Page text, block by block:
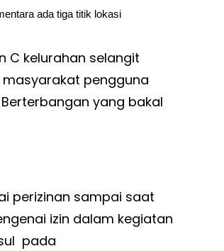
ada tiga titik lokasi
C kelurahan selangit
pengguna
yang bakal
perizinan sampai saat
izin dalam kegiatan
pada